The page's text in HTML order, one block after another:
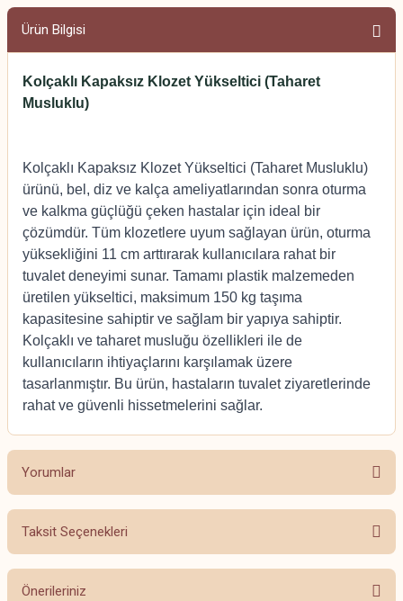
Ürün Bilgisi
Kolçaklı Kapaksız Klozet Yükseltici (Taharet
Musluklu)
Kolçaklı Kapaksız Klozet Yükseltici (Taharet Musluklu)
ürünü, bel, diz ve kalça ameliyatlarından sonra oturma
ve kalkma güçlüğü çeken hastalar için ideal bir
çözümdür. Tüm klozetlere uyum sağlayan ürün, oturma
yüksekliğini 11 cm arttırarak kullanıcılara rahat bir
tuvalet deneyimi sunar. Tamamı plastik malzemeden
üretilen yükseltici, maksimum 150 kg taşıma
kapasitesine sahiptir ve sağlam bir yapıya sahiptir.
Kolçaklı ve taharet musluğu özellikleri ile de
kullanıcıların ihtiyaçlarını karşılamak üzere
tasarlanmıştır. Bu ürün, hastaların tuvalet ziyaretlerinde
rahat ve güvenli hissetmelerini sağlar.
Yorumlar
Bu ürüne ilk yorumu siz yapın!
Taksit Seçenekleri
Önerileriniz